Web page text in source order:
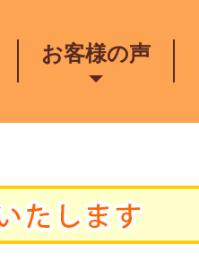
お客様の声